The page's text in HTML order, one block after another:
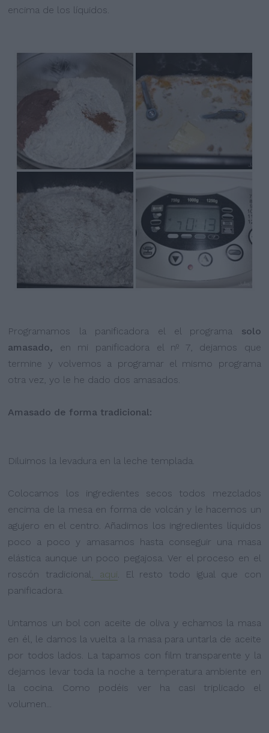
encima de los líquidos.
Programamos la panificadora el el programa solo
amasado, en mi panificadora el nº 7, dejamos que
termine y volvemos a programar el mismo programa
otra vez, yo le he dado dos amasados.
Amasado de forma tradicional:
Diluimos la levadura en la leche templada.
Colocamos los ingredientes secos todos mezclados
encima de la mesa en forma de volcán y le hacemos un
agujero en el centro. Añadimos los ingredientes líquidos
poco a poco y amasamos hasta conseguir una masa
elástica aunque un poco pegajosa. Ver el proceso en el
roscón tradicional , aqui . El resto todo igual que con
panificadora.
Untamos un bol con aceite de oliva y echamos la masa
en él, le damos la vuelta a la masa para untarla de aceite
por todos lados. La tapamos con film transparente y la
dejamos levar toda la noche a temperatura ambiente en
la cocina. Como podéis ver ha casi triplicado el
volumen...